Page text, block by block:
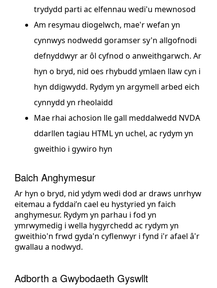
trydydd parti ac elfennau wedi'u mewnosod
Am resymau diogelwch, mae'r wefan yn
cynnwys nodwedd goramser sy'n allgofnodi
defnyddwyr ar ôl cyfnod o anweithgarwch. Ar
hyn o bryd, nid oes rhybudd ymlaen llaw cyn i
hyn ddigwydd. Rydym yn argymell arbed eich
cynnydd yn rheolaidd
Mae rhai achosion lle gall meddalwedd NVDA
ddarllen tagiau HTML yn uchel, ac rydym yn
gweithio i gywiro hyn
Baich Anghymesur
Ar hyn o bryd, nid ydym wedi dod ar draws unrhyw
eitemau a fyddai’n cael eu hystyried yn faich
anghymesur. Rydym yn parhau i fod yn
ymrwymedig i wella hygyrchedd ac rydym yn
gweithio'n frwd gyda'n cyflenwyr i fynd i'r afael â'r
gwallau a nodwyd.
Adborth a Gwybodaeth Gyswllt